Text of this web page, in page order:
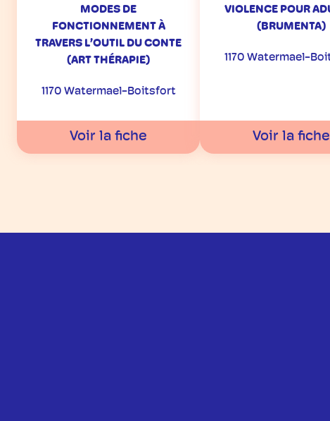
MODES DE
FONCTIONNEMENT À
TRAVERS L’OUTIL DU CONTE
(ART THÉRAPIE)
1170 Watermael-Boitsfort
Voir la fiche
VIOLENCE POUR
(BRUMENTA)
1170 Watermael-
Voir la fiche